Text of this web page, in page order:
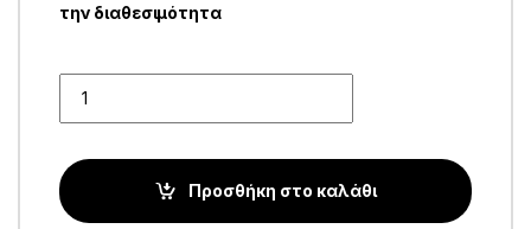
την διαθεσιμότητα
Προσθήκη στο καλάθι